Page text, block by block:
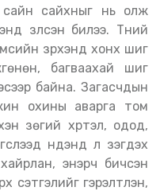
сайхныг нь олж
үзүүлсэн билээ. Түүний
зүрхэнд хонх шиг
багваахай шиг
байна. Загасчдын
охины аварга том
зөгий хүртэл, одод,
нүдэнд үл үзэгдэх
энэрч бичсэн
сэтгэлийг гэрэлтүүлэн,